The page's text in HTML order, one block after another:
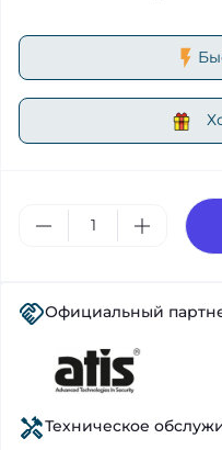
Официальный
Техническое